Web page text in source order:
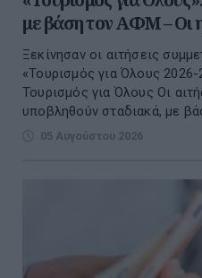
με βάση τον ΑΦΜ – Οι
Ξεκίνησαν οι αιτήσεις
«Τουρισμός για Όλους 2026-
Τουρισμός για Όλους Οι
υποβληθούν σταδιακά, με
05 Αυγούστου 2026